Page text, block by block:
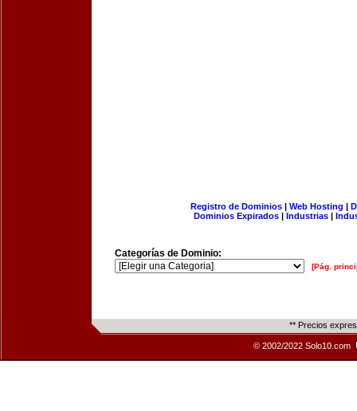
Registro de Dominios| Web Hosting |
Dominios Expirados | Industrias |
Categorías de Dominio:
[Pág.
** Precios
© 2002/2022 Solo10.com